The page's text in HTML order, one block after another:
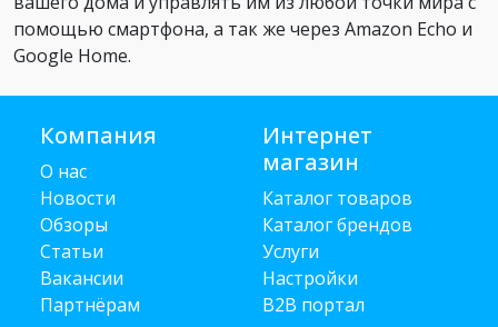
помощью смартфона, а так же через Amazon Echo и
Google Home.
Компания
О нас
Новости
Обзоры
Статьи
Вакансии
Партнёрам
Интернет
магазин
Каталог товаров
Каталог брендов
Услуги
Настройки
B2B портал